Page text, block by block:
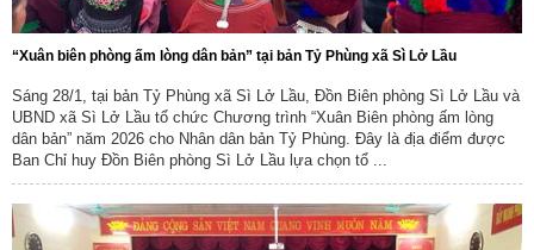
“Xuân biên phòng ấm lòng dân bản” tại bản Tỷ Phùng xã Sì Lở Lầu
Sáng 28/1, tại bản Tỷ Phùng xã Sì Lở Lầu, Đồn Biên phòng Sì Lở Lầu và
UBND xã Sì Lở Lầu tổ chức Chương trình “Xuân Biên phòng ấm lòng
dân bản” năm 2026 cho Nhân dân bản Tỷ Phùng. Đây là địa điểm được
Ban Chỉ huy Đồn Biên phòng Sì Lở Lầu lựa chọn tổ ...